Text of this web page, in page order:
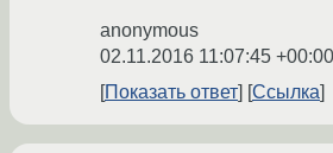
anonymous
02.11.2016 11:07:45 +00:00
Показать ответ
Ссылка